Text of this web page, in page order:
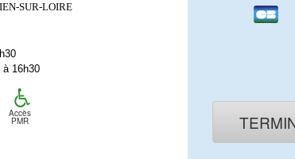
SUR-LOIRE
16h30
Accès
PMR